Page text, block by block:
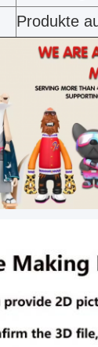
Produkte